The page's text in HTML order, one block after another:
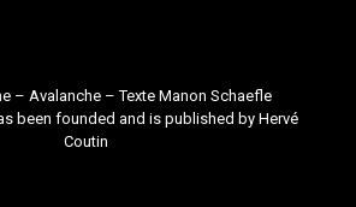
– Avalanche – TexteManon Schaefle
been founded and is published byHervé
Coutin